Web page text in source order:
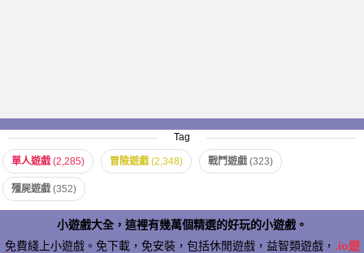
Tag
單人遊戲 (2,285) 冒險遊戲 (2,348) 戰鬥遊戲 (323)
殭屍遊戲 (352)
小遊戲大全，這裡有幾萬個精選的好玩的小遊戲。
免費綫上小遊戲。免下載，免安裝，包括休閒遊戲，益智類遊戲， .io遊